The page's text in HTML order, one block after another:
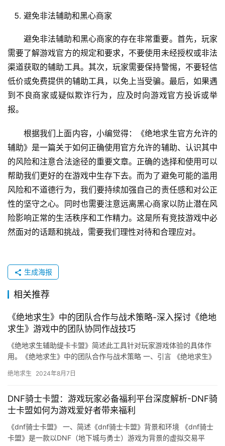
避免非法辅助和黑心商家
避免非法辅助和黑心商家的存在非常重要。首先，玩家
需要了解游戏官方的规定和要求，不要使用未经授权或非法
渠道获取的辅助工具。其次，玩家需要保持警惕，不要轻信
低价或免费提供的辅助工具，以免上当受骗。最后，如果遇
到不良商家或疑似欺诈行为，应及时向游戏官方投诉或举
报。
根据我们上面内容，小编觉得：《绝地求生官方允许的
辅助》是一篇关于如何正确使用官方允许的辅助、认识其中
的风险和注意合法途径的重要文章。正确的选择和使用可以
帮助我们更好的在游戏中生存下去。而为了避免可能的滥用
风险和不道德行为，我们要持续加强自己的责任感和对公正
性的坚守之心。同时也需要注意远离黑心商家以防止潜在风
险影响正常的生活秩序和工作精力。这是所有竞技游戏中必
然面对的话题和挑战，需要我们理性对待和合理应对。
生成海报
相关推荐
《绝地求生》中的团队合作与战术策略-深入探讨《绝地
求生》游戏中的团队协同作战技巧
《绝地求生辅助缇卡卡盟》简述此工具针对玩家游戏体验的具体作
用。《绝地求生》中的团队合作与战术策略 一、引言 《绝地求生》
绝地求生 2024年8月7日
DNF骑士卡盟：游戏玩家必备福利平台深度解析-DNF骑
士卡盟如何为游戏爱好者带来福利
《dnf骑士卡盟》 一、简述《dnf骑士卡盟》背景和环境 《dnf骑士
卡盟》是一款以DNF（地下城与勇士）游戏为背景的虚拟交易平